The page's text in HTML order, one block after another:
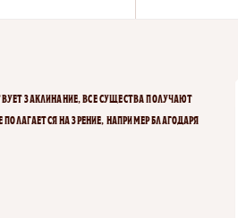
заклинание, все существа получают
на зрение, например благодаря